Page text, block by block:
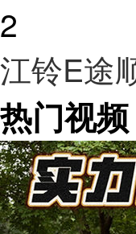
2
江铃E途
热门视频